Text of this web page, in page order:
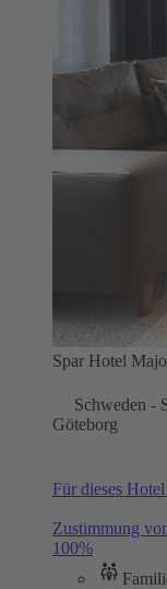
Spar Hotel
Schweden -
Göteborg
Für dieses
Zustimmung
100%